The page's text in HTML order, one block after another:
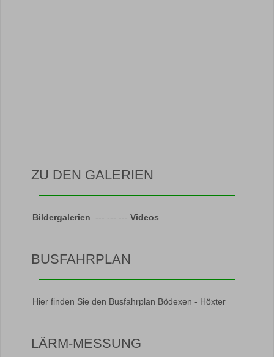
ZU DEN GALERIEN
Bildergalerien --- --- --- Videos
BUSFAHRPLAN
Hier finden Sie den Busfahrplan Bödexen - Höxter
LÄRM-MESSUNG